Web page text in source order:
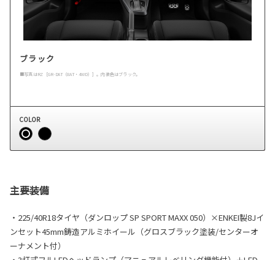
ブラック
■写真はRZ［GR-DAT（8AT・4WD）］。内装色はブラック。
COLOR
主要装備
・225/40R18タイヤ（ダンロップ SP SPORT MAXX 050）×ENKEI製8Jイ
ンセット45mm鋳造アルミホイール（グロスブラック塗装/センターオ
ーナメント付）